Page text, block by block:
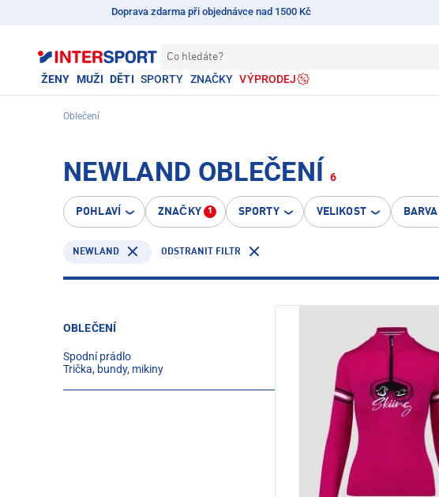
Doprava zdarma při objednávce nad 1500 Kč
Co hledáte?
ŽENY MUŽI DĚTI SPORTY ZNAČKY VÝPRODEJ
Oblečení
NEWLAND OBLEČENÍ 6
POHLAVÍ ZNAČKY 1 SPORTY VELIKOST BARVA
NEWLAND ODSTRANIT FILTR
OBLEČENÍ
Spodní prádlo
Trička, bundy, mikiny